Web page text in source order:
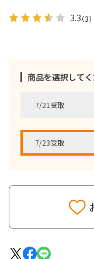
商品を選択して
7/21受取
7/23受取
3.3（3）